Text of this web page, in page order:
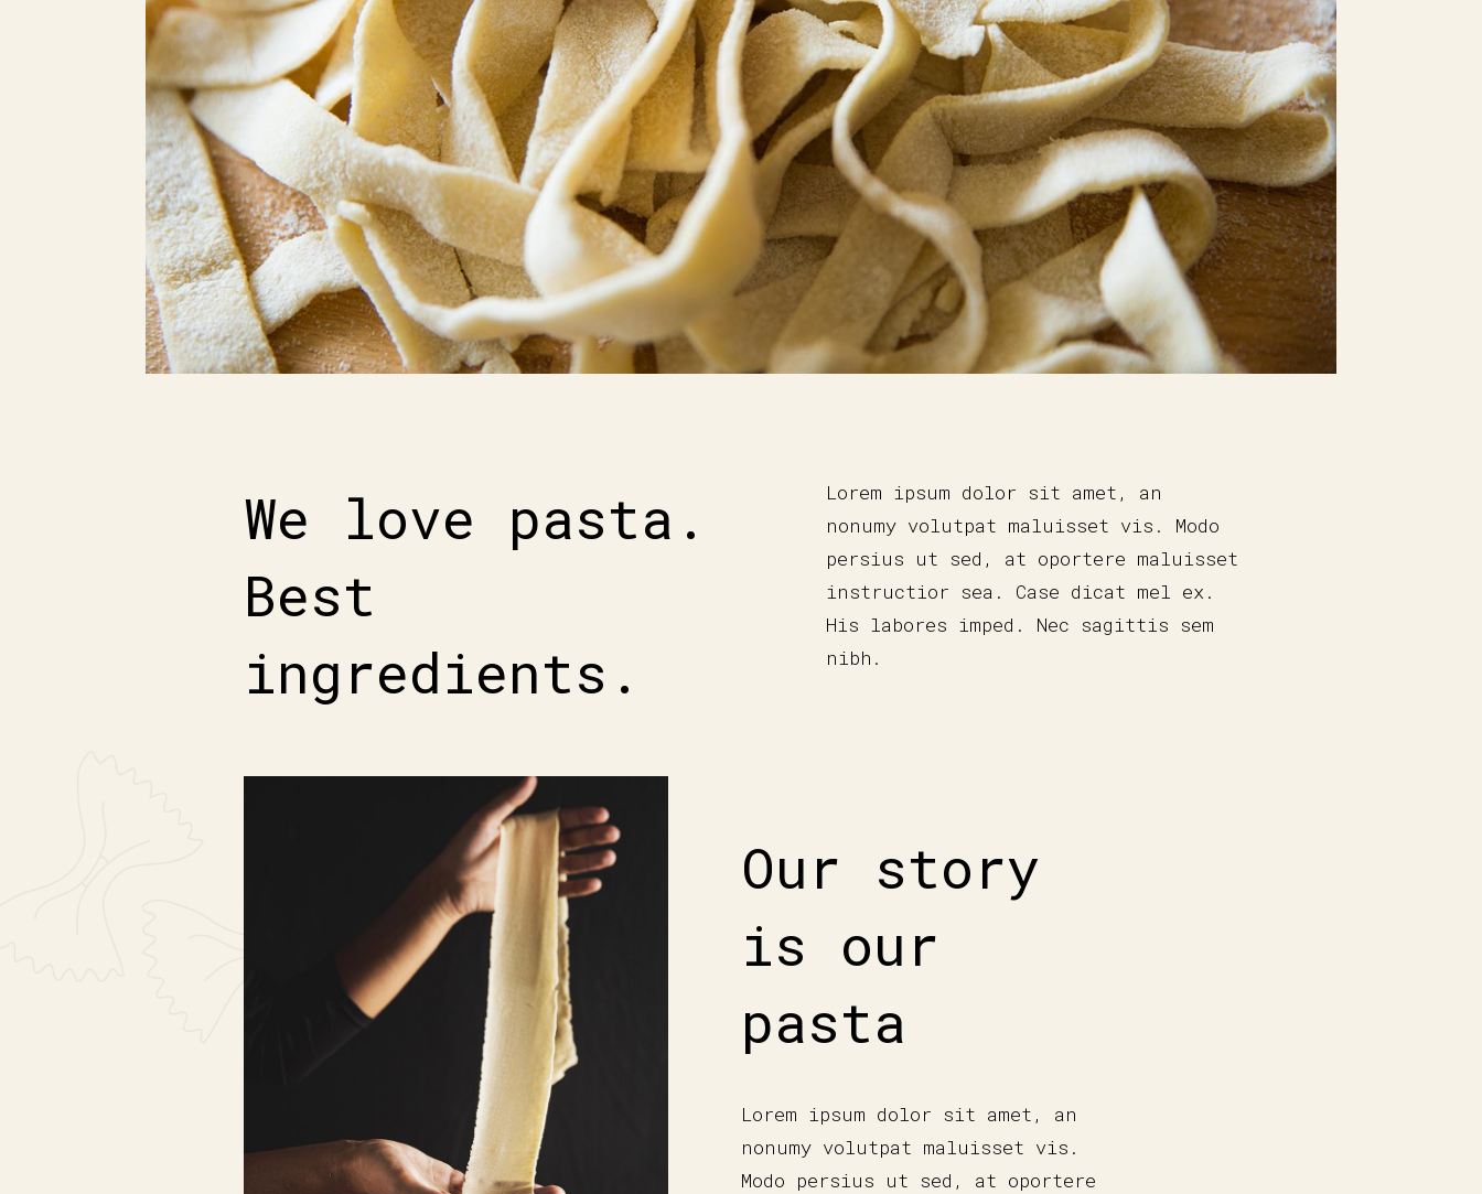
We love pasta.
Best
ingredients.
Lorem ipsum dolor sit amet, an
nonumy volutpat maluisset vis. Modo
persius ut sed, at oportere maluisset
instructior sea. Case dicat mel ex.
His labores imped. Nec sagittis sem
nibh.
Our story
is our
pasta
Lorem ipsum dolor sit amet, an
nonumy volutpat maluisset vis.
Modo persius ut sed, at oportere